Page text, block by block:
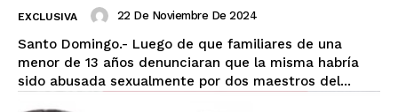
EXCLUSIVA 22 De Noviembre De 2024
Santo Domingo.- Luego de que familiares de una
menor de 13 años denunciaran que la misma habría
sido abusada sexualmente por dos maestros del...